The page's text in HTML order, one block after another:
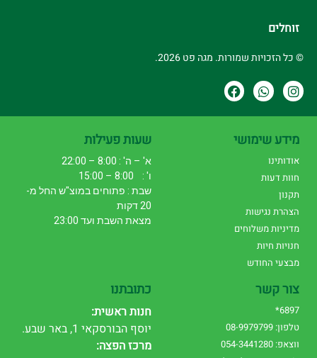
זוחלים
© כל הזכויות שמורות. מגה פט 2026.
מידע שימושי
אודותינו
חוות דעות
תקנון
הצהרת נגישות
מדיניות משלוחים
חנויות חיות
מבצעי החודש
שעות פעילות
א' – ה' : 8:00 – 22:00
ו' : 8:00 – 15:00
שבת : פתוחים במוצ"ש החל מ-
20 דקות
מצאת השבת ועד 23:00
צור קשר
6897*
טלפון: 08-9979799
ווצאפ: 054-3441280
כתובתנו
חנות ראשית:
יוסף הבורסקאי 1, באר שבע.
מרכז הפצה: